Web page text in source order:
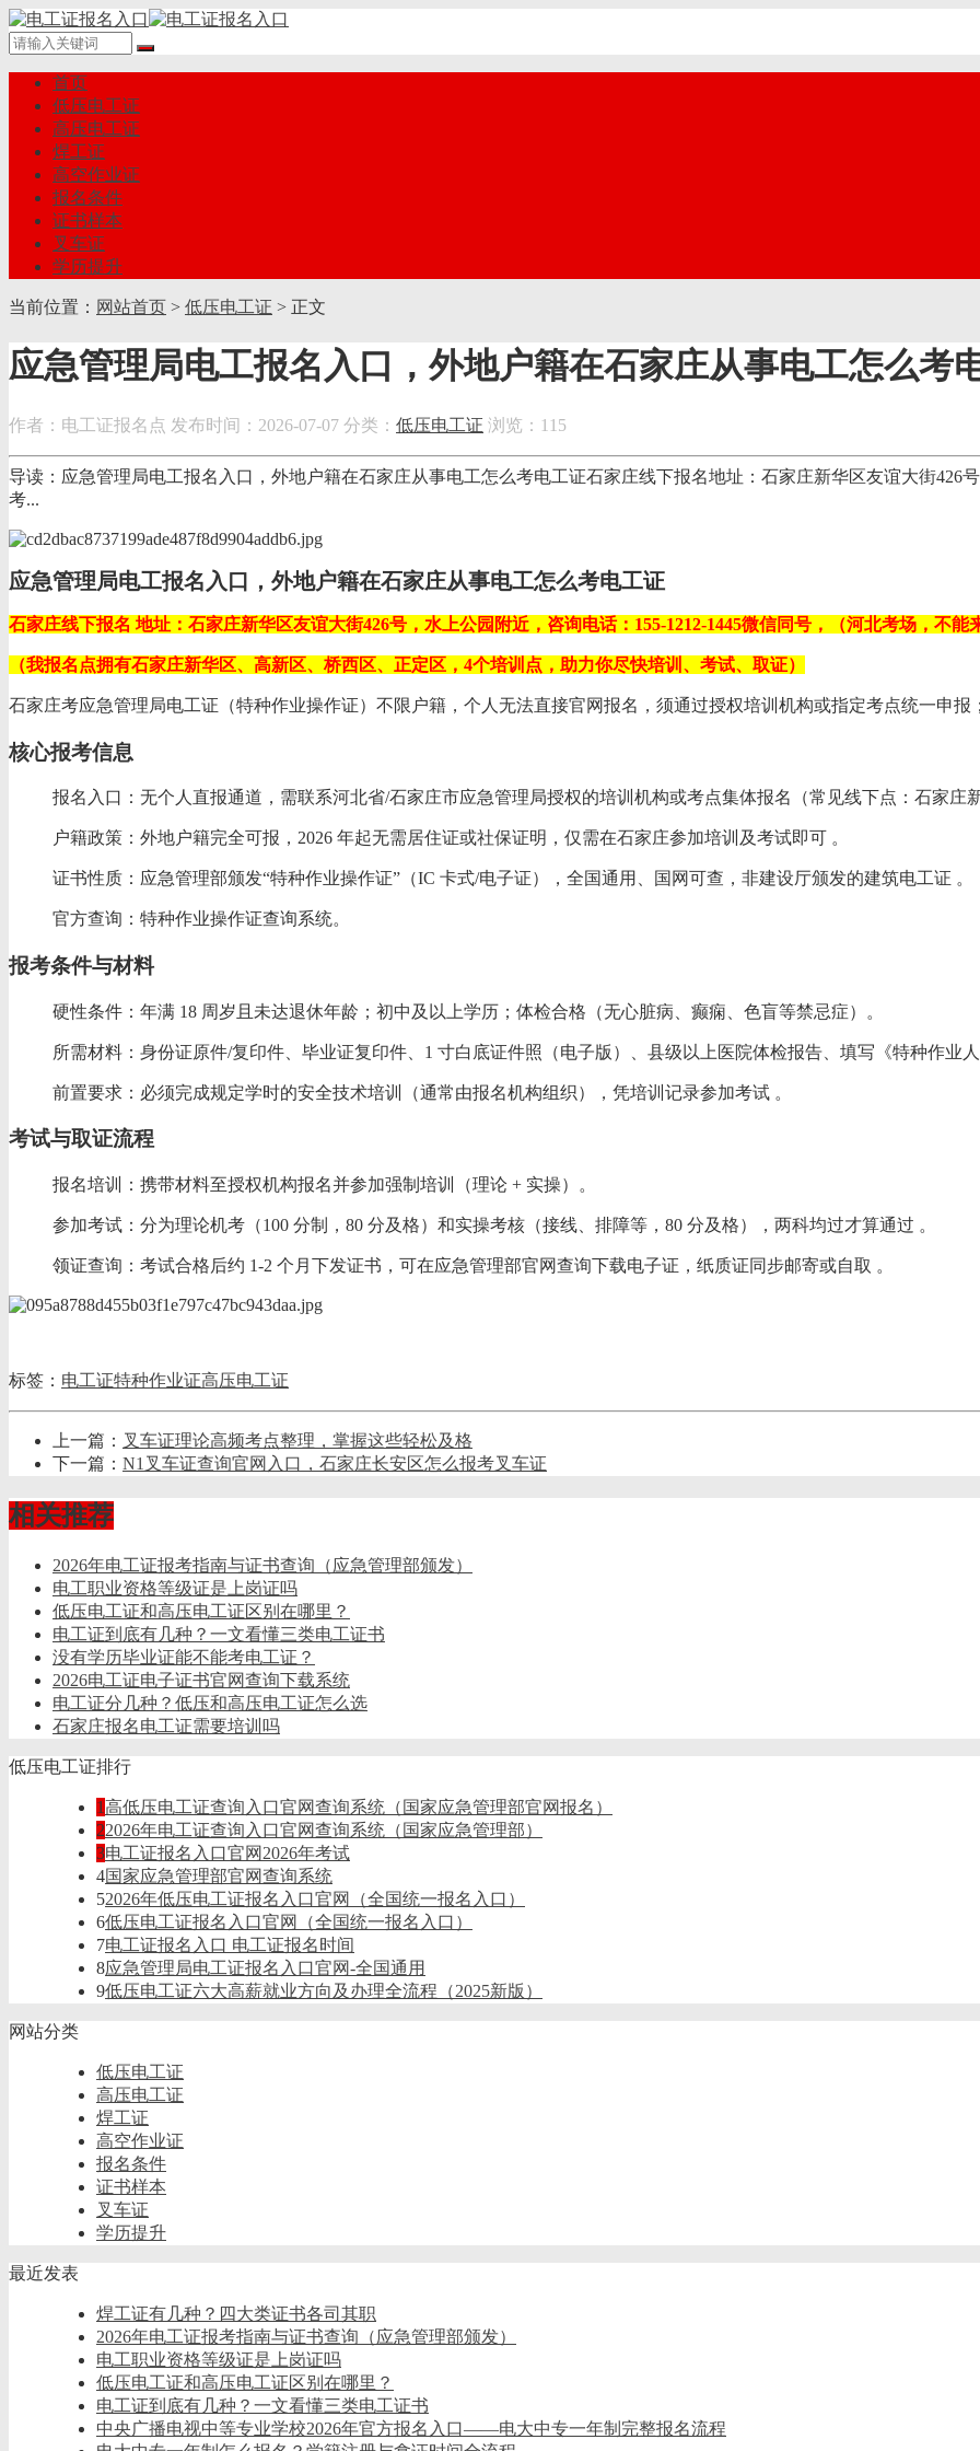
首页
低压电工证
高压电工证
焊工证
高空作业证
报名条件
证书样本
叉车证
学历提升
当前位置： 网站首页 > 低压电工证 > 正文
应急管理局电工报名入口，外地户籍在石家庄从事电工怎么考
作者：电工证报名点 发布时间：2026-07-07 分类： 低压电工证 浏览：115
导读：应急管理局电工报名入口，外地户籍在石家庄从事电工怎么考电工证石家庄线下报名地址：石家庄新华区友谊大街426
考...
应急管理局电工报名入口，外地户籍在石家庄从事电工怎么考电工证
石家庄线下报名 地址：石家庄新华区友谊大街426号，水上公园附近，咨询电话：155-1212-1445微信同号，（河北考场，不能
（我报名点拥有石家庄新华区、高新区、桥西区、正定区，4个培训点，助力你尽快培训、考试、取证）
石家庄考应急管理局电工证（特种作业操作证）‌不限户籍‌，个人无法直接官网报名，须通过‌授权培训机构‌或‌指定考点‌统一申报
核心报考信息
报名入口‌：无个人直报通道，需联系‌河北省/石家庄市应急管理局授权的培训机构或考点‌集体报名（常见线下点：石家庄
‌户籍政策‌：‌外地户籍完全可报‌，2026 年起无需居住证或社保证明，仅需在石家庄参加培训及考试即可 。
‌证书性质‌：应急管理部颁发“特种作业操作证”（IC 卡式/电子证），‌全国通用、国网可查‌，非建设厅颁发的建筑电工证 。
‌官方查询‌：特种作业操作证查询系统。‌‌
报考条件与材料
‌硬性条件‌：年满 18 周岁且未达退休年龄；初中及以上学历；体检合格（无心脏病、癫痫、色盲等禁忌症）。
所需材料‌：身份证原件/复印件、毕业证复印件、1 寸白底证件照（电子版）、县级以上医院体检报告、填写《特种作业人
‌前置要求‌：必须完成规定学时的‌安全技术培训‌（通常由报名机构组织），凭培训记录参加考试 。‌‌
考试与取证流程
‌报名培训‌：携带材料至授权机构报名并参加强制培训（理论 + 实操）。
‌参加考试‌：分为‌理论机考‌（100 分制，80 分及格）和‌实操考核‌（接线、排障等，80 分及格），两科均过才算通过 。
‌领证查询‌：考试合格后约 1-2 个月下发证书，可在应急管理部官网查询下载电子证，纸质证同步邮寄或自取 。‌‌
标签： 电工证特种作业证高压电工证
上一篇： 叉车证理论高频考点整理，掌握这些轻松及格
下一篇： N1叉车证查询官网入口，石家庄长安区怎么报考叉车证
相关推荐
2026年电工证报考指南与证书查询（应急管理部颁发）
电工职业资格等级证是上岗证吗
低压电工证和高压电工证区别在哪里？
电工证到底有几种？一文看懂三类电工证书
没有学历毕业证能不能考电工证？
2026电工证电子证书官网查询下载系统
电工证分几种？低压和高压电工证怎么选
石家庄报名电工证需要培训吗
低压电工证排行
1高低压电工证查询入口官网查询系统（国家应急管理部官网报名）
22026年电工证查询入口官网查询系统（国家应急管理部）
3电工证报名入口官网2026年考试
4国家应急管理部官网查询系统
52026年低压电工证报名入口官网（全国统一报名入口）
6低压电工证报名入口官网（全国统一报名入口）
7电工证报名入口 电工证报名时间
8应急管理局电工证报名入口官网-全国通用
9低压电工证六大高薪就业方向及办理全流程（2025新版）
网站分类
低压电工证
高压电工证
焊工证
高空作业证
报名条件
证书样本
叉车证
学历提升
最近发表
焊工证有几种？四大类证书各司其职
2026年电工证报考指南与证书查询（应急管理部颁发）
电工职业资格等级证是上岗证吗
低压电工证和高压电工证区别在哪里？
电工证到底有几种？一文看懂三类电工证书
中央广播电视中等专业学校2026年官方报名入口——电大中专一年制完整报名流程